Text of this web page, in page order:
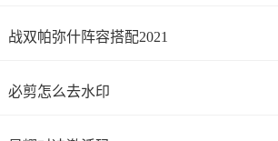
战双帕弥什阵容搭配2021
必剪怎么去水印